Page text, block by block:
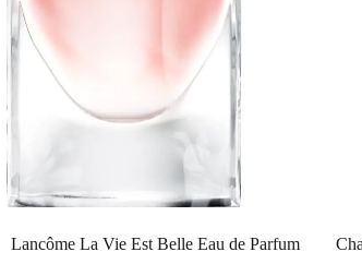
Lancôme La Vie Est Belle Eau de Parfum